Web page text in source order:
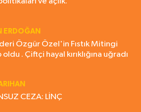
ERDOĞAN
Özgür Özel'in Fıstık Mitingi
. Çiftçi hayal kırıklığına uğradı
CEZA: LİNÇ